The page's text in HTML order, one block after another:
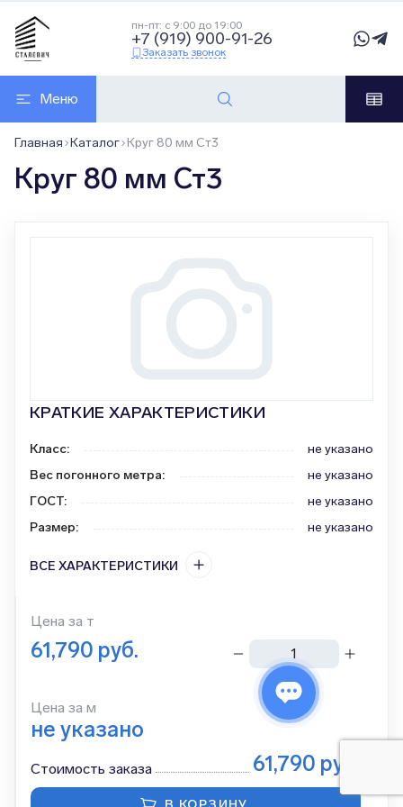
пн-пт: с 9:00 до 19:00
+7 (919) 900-91-26
Заказать звонок
Меню
Главная Каталог Круг 80 мм Ст3
Круг 80 мм Ст3
КРАТКИЕ ХАРАКТЕРИСТИКИ
Класс:
не указано
Вес погонного метра:
не указано
ГОСТ:
не указано
Размер: не указано
ВСЕ ХАРАКТЕРИСТИКИ
Цена за т
61,790 руб.
тонн
Цена за м
не указано
Стоимость заказа 61,790 руб.